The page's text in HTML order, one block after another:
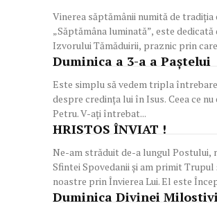
Vinerea săptămânii numită de
„Săptămâna luminată”, este
Izvorului Tămăduirii, praznic prin
Duminica a 3-a a Paştelui
Este simplu să vedem tripla
despre credinţa lui în Isus. Ceea ce
Petru. V-aţi întrebat...
HRISTOS ÎNVIAT !
Ne-am străduit de-a lungul
Sfintei Spovedanii și am primit
noastre prin Învierea Lui. El este
Duminica Divinei